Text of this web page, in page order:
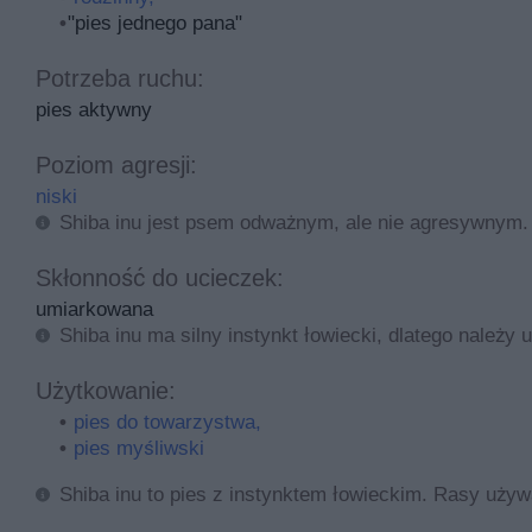
informacje o tej rasie, jak waga, umaszczenie i
Shiba inu - informacje o rasie
Opis rasy
Shiba inu to japońskie psy w typie szpica. Jego nazwa
do pomocy myśliwym w polowaniach na małą
brytyjskie. Doszło wówczas do licznych krzyżówek i
narodowy pomnik przyrody.
na szczeniaka trzeba czekać kilka miesięcy.
sprawadzanego z zagranicy będzie znacznie
może mieć jakieś wady. Miesięczne utrzymanie pieska
"pies jednego pana"
Potrzeba ruchu:
pies aktywny
Poziom agresji:
niski
Shiba inu jest psem odważnym, ale nie agresywnym.
Skłonność do ucieczek:
umiarkowana
Shiba inu ma silny instynkt łowiecki, dlatego
Użytkowanie:
pies do towarzystwa,
pies myśliwski
Shiba inu to pies z instynktem łowieckim. Rasy